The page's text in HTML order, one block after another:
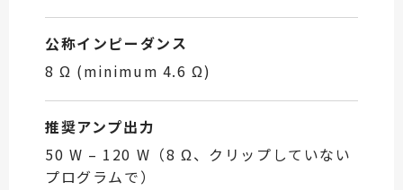
公称インピーダンス
8 Ω (minimum 4.6 Ω)
推奨アンプ出力
50 W – 120 W（8 Ω、クリップしていない
プログラムで）